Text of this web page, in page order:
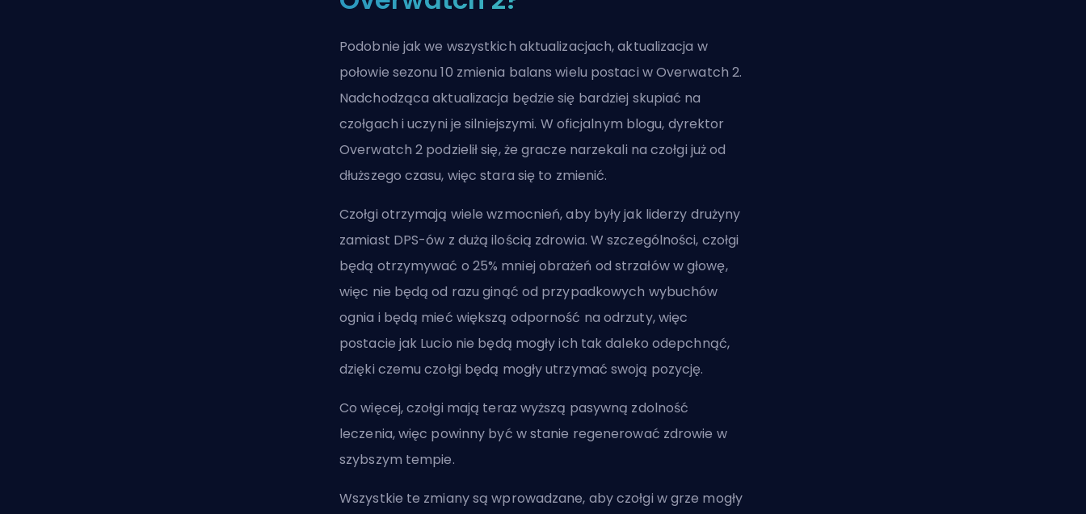
Podobnie jak we wszystkich aktualizacjach, aktualizacja w
połowie sezonu 10 zmienia balans wielu postaci w Overwatch 2.
Nadchodząca aktualizacja będzie się bardziej skupiać na
czołgach i uczyni je silniejszymi. W oficjalnym blogu, dyrektor
Overwatch 2 podzielił się, że gracze narzekali na czołgi już od
dłuższego czasu, więc stara się to zmienić.
Czołgi otrzymają wiele wzmocnień, aby były jak liderzy drużyny
zamiast DPS-ów z dużą ilością zdrowia. W szczególności, czołgi
będą otrzymywać o 25% mniej obrażeń od strzałów w głowę,
więc nie będą od razu ginąć od przypadkowych wybuchów
ognia i będą mieć większą odporność na odrzuty, więc
postacie jak Lucio nie będą mogły ich tak daleko odepchnąć,
dzięki czemu czołgi będą mogły utrzymać swoją pozycję.
Co więcej, czołgi mają teraz wyższą pasywną zdolność
leczenia, więc powinny być w stanie regenerować zdrowie w
szybszym tempie.
Wszystkie te zmiany są wprowadzane, aby czołgi w grze mogły